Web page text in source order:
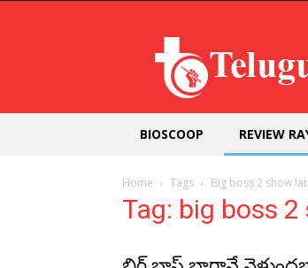
BIOSCOOP REVIEW
Home Tags Big boss 2 show
Tag: big boss